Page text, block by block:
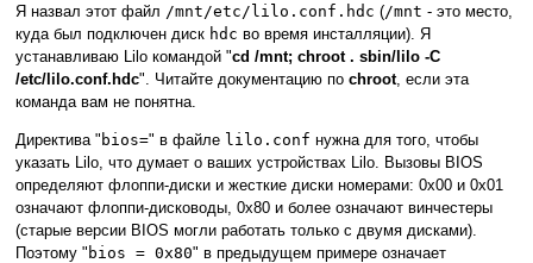
Я назвал этот файл /mnt/etc/lilo.conf.hdc (/mnt - это место,
куда был подключен диск hdc во время инсталляции). Я
устанавливаю Lilo командой "cd /mnt; chroot . sbin/lilo -C
/etc/lilo.conf.hdc". Читайте документацию по chroot, если эта
команда вам не понятна.
Директива " bios=" в файле lilo.conf нужна для того, чтобы
указать Lilo, что думает о ваших устройствах Lilo. Вызовы BIOS
определяют флоппи-диски и жесткие диски номерами: 0x00 и 0x01
означают флоппи-дисководы, 0x80 и более означают винчестеры
(старые версии BIOS могли работать только с двумя дисками).
Поэтому " bios = 0x80" в предыдущем примере означает